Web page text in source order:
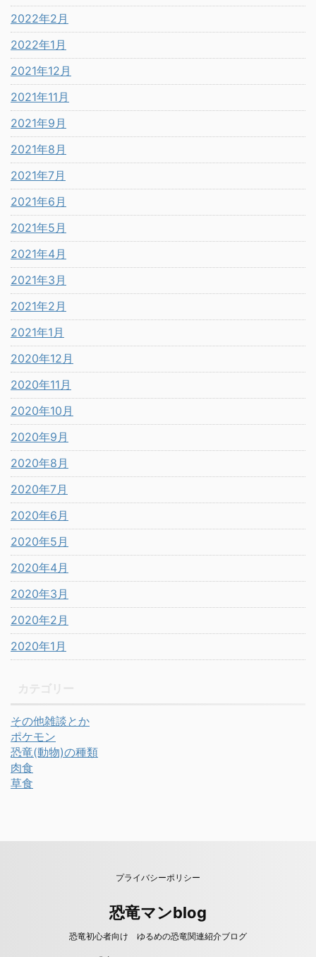
2022年2月
2022年1月
2021年12月
2021年11月
2021年9月
2021年8月
2021年7月
2021年6月
2021年5月
2021年4月
2021年3月
2021年2月
2021年1月
2020年12月
2020年11月
2020年10月
2020年9月
2020年8月
2020年7月
2020年6月
2020年5月
2020年4月
2020年3月
2020年2月
2020年1月
その他雑談とか
ポケモン
恐竜(動物)の種類
肉食
草食
プライバシーポリシー
恐竜マンblog
恐竜初心者向け ゆるめの恐竜関連紹介ブログ